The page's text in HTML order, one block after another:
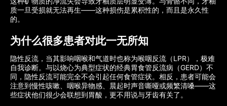
质一旦受损就无法再生——这种损伤是累积性的，而且是永久性
的。
为什么很多患者对此一无所知
隐性反流，当其影响咽喉和气道时也称为喉咽反流（LPR），极难
自我诊断。与以烧心为典型症状的经典胃食管反流病（GERD）不
同，隐性反流可能完全不会引起任何食管症状。相反，患者可能会
注意到慢性咳嗽、咽喉异物感、晨起时声音嘶哑或频繁清嗓——这
些症状他们很少会联想到胃酸，更不用说与牙齿有关了。